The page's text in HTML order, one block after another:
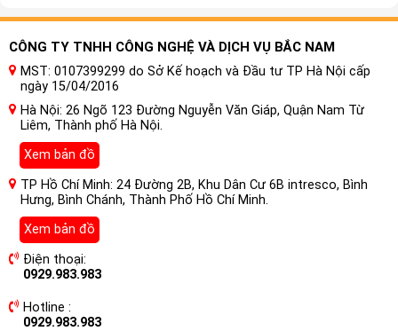
CÔNG TY TNHH CÔNG NGHỆ VÀ DỊCH VỤ BẮC NAM
MST: 0107399299 do Sở Kế hoạch và Đầu tư TP Hà Nội cấp
ngày 15/04/2016
Hà Nội: 26 Ngõ 123 Đường Nguyễn Văn Giáp, Quận Nam Từ
Liêm, Thành phố Hà Nội.
Xem bản đồ
TP Hồ Chí Minh: 24 Đường 2B, Khu Dân Cư 6B intresco, Bình
Hưng, Bình Chánh, Thành Phố Hồ Chí Minh.
Xem bản đồ
Điện thoại:
0929.983.983
Hotline :
0929.983.983